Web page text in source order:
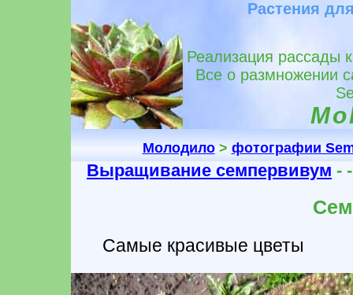
Растения
Реализация рассады
Все о размножении
Молодило> фотографии
Выращивание семпервивум -
Самые красивые цветы